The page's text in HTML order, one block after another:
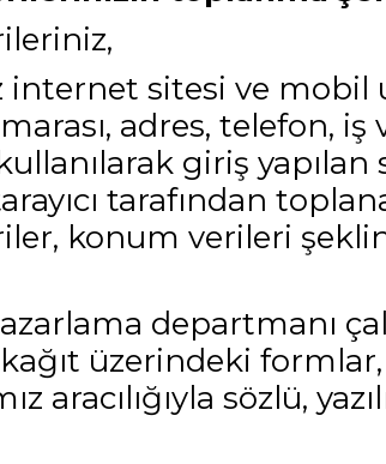
internet sitesi ve mobil
adres, telefon, iş
giriş
tarafından
konum verileri
departmanı
kağıt üzerindeki
aracılığıyla sözlü,